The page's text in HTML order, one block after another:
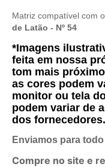
Matriz compatível com
de Latão - Nº 54
*Imagens
feita em nossa
tom mais
as cores podem
monitor ou tela
podem variar de
dos
Enviamos para
Compre no site e